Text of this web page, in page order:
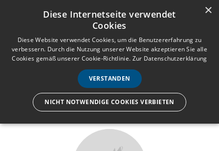
Anmelden Registrieren
e
n
ü
Wir lassen nur die Hand los,
×
Diese Internetseite verwendet
Cookies
Diese Website verwendet Cookies, um die Benutzererfahrung zu
verbessern. Durch die Nutzung unserer Website akzeptieren Sie alle
Cookies gemäß unserer Cookie-Richtlinie. Zur Datenschutzerklärung
VERSTANDEN
NICHT NOTWENDIGE COOKIES VERBIETEN